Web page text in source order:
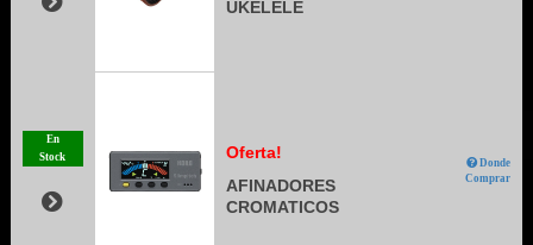
UKELELE
En
Stock
Oferta!
AFINADORES
CROMATICOS
Donde
Comprar